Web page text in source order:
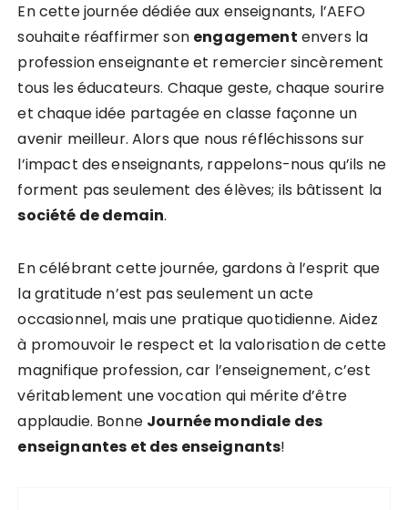
En cette journée dédiée aux enseignants, l’AEFO
souhaite réaffirmer son engagement envers la
profession enseignante et remercier sincèrement
tous les éducateurs. Chaque geste, chaque sourire
et chaque idée partagée en classe façonne un
avenir meilleur. Alors que nous réfléchissons sur
l’impact des enseignants, rappelons-nous qu’ils ne
forment pas seulement des élèves; ils bâtissent la
société dedemain.
En célébrant cette journée, gardons à l’esprit que
la gratitude n’est pas seulement un acte
occasionnel, mais une pratique quotidienne. Aidez
à promouvoir le respect et la valorisation de cette
magnifique profession, car l’enseignement, c’est
véritablement une vocation qui mérite d’être
applaudie. Bonne Journéemondiale des
enseignantes et des enseignants!